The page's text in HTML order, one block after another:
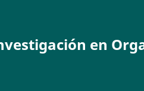
en